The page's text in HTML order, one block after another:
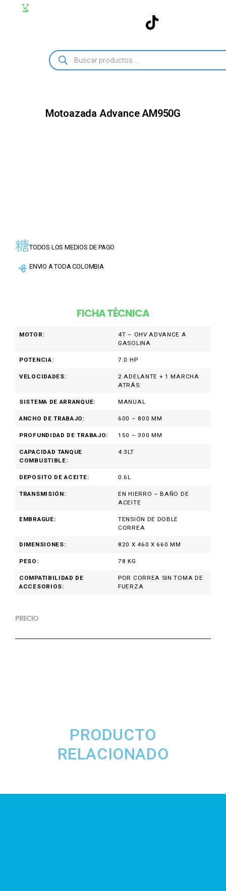
Motoazada Advance AM950G
TODOS LOS MEDIOS DE PAGO
ENVIO A TODA COLOMBIA
FICHA TÉCNICA
MOTOR:
4T – OHV ADVANCE A
GASOLINA
POTENCIA: 7.0 HP
VELOCIDADES:
2 ADELANTE + 1 MARCHA
ATRÁS
SISTEMA DE ARRANQUE: MANUAL
ANCHO DE TRABAJO: 600 – 800 MM
PROFUNDIDAD DE TRABAJO: 150 – 300 MM
CAPACIDAD TANQUE
COMBUSTIBLE:
4.3LT
DEPOSITO DE ACEITE: 0.6L
TRANSMISIÓN:
EN HIERRO – BAÑO DE
ACEITE
EMBRAGUE:
TENSIÓN DE DOBLE
CORREA
DIMENSIONES: 820 X 460 X 660 MM
PESO: 78 KG
COMPATIBILIDAD DE
ACCESORIOS:
POR CORREA SIN TOMA DE
FUERZA
PRECIO
PRODUCTO
RELACIONADO